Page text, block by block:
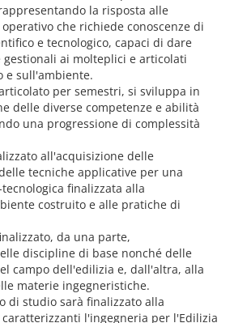
la risposta alle
che richiede conoscenze di
e tecnologico, capaci di dare
ai molteplici e articolati
e sull'ambiente.
per semestri, si sviluppa in
delle diverse competenze e abilità
una progressione di complessità
all'acquisizione delle
tecniche applicative per una
finalizzata alla
costruito e alle pratiche di
da una parte,
discipline di base nonché delle
campo dell'edilizia e, dall'altra, alla
materie ingegneristiche.
di studio sarà finalizzato alla
l'ingegneria per l'Edilizia